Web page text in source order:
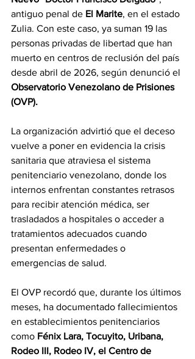
antiguo penal de El Marite, en el estado
Zulia. Con este caso, ya suman 19 las
personas privadas de libertad que han
muerto en centros de reclusión del país
desde abril de 2026, según denunció el
Observatorio Venezolano de Prisiones
(OVP).
La organización advirtió que el deceso
vuelve a poner en evidencia la crisis
sanitaria que atraviesa el sistema
penitenciario venezolano, donde los
internos enfrentan constantes retrasos
para recibir atención médica, ser
trasladados a hospitales o acceder a
tratamientos adecuados cuando
presentan enfermedades o
emergencias de salud.
El OVP recordó que, durante los últimos
meses, ha documentado fallecimientos
en establecimientos penitenciarios
como Fénix Lara, Tocuyito, Uribana,
Rodeo III, Rodeo IV, el Centro de